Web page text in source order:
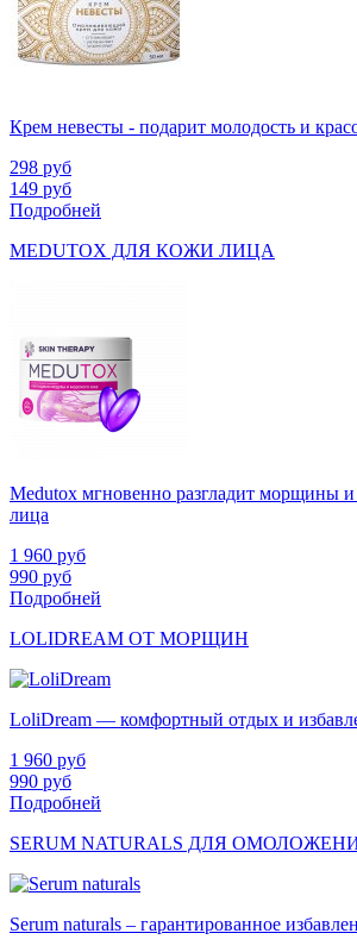
Крем невесты - подарит молодость и
298 руб
149 руб
Подробней
MEDUTOX ДЛЯ КОЖИ ЛИЦА
Medutox мгновенно разгладит морщины и
лица
1 960 руб
990 руб
Подробней
LOLIDREAM ОТ МОРЩИН
LoliDream — комфортный отдых и
1 960 руб
990 руб
Подробней
SERUM NATURALS ДЛЯ
Serum naturals – гарантированное